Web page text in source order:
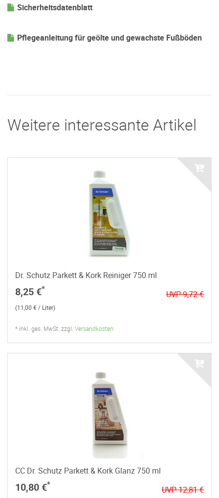
Sicherheitsdatenblatt
Pflegeanleitung für geölte und gewachste Fußböden
Weitere interessante Artikel
Dr. Schutz Parkett & Kork Reiniger 750 ml
8,25 €*
UVP 9,72 €
(11,00 € / Liter)
* inkl. ges. MwSt. zzgl. Versandkosten
CC Dr. Schutz Parkett & Kork Glanz 750 ml
10,80 €*
UVP 12,81 €